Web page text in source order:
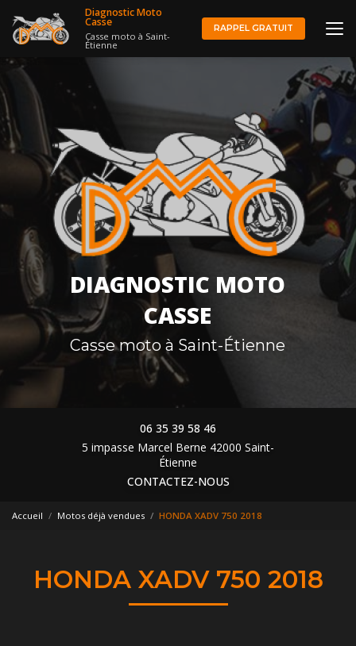
au
contenu
Diagnostic Moto
Casse
Casse moto à Saint-
Étienne
RAPPEL GRATUIT
DIAGNOSTIC MOTO
CASSE
Casse moto à Saint-Étienne
06 35 39 58 46
5 impasse Marcel Berne 42000 Saint-
Étienne
CONTACTEZ-NOUS
Accueil Motos déjà vendues HONDA XADV 750 2018
HONDA XADV 750 2018